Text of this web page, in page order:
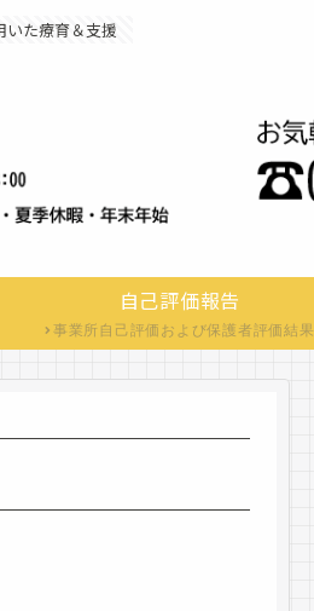
いた療育＆支援
自己評価報告
事業所自己評価および保護者評価結果